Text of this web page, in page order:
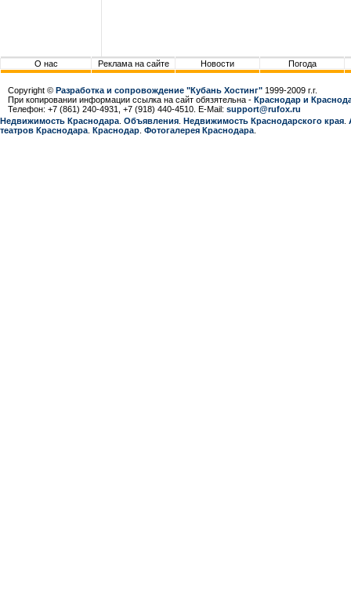
О нас Реклама на сайте Новости Погода
Copyright © Разработка и сопровождение "Кубань Хостинг" 1999-2009 г.г.
При копировании информации ссылка на сайт обязятельна - Краснодар и
Телефон: +7 (861) 240-4931, +7 (918) 440-4510. E-Mail: support@rufox.ru
Недвижимость Краснодара Объявления Недвижимость Краснодарcкого края
театров Краснодара Краснодар Фотогалерея Краснодара